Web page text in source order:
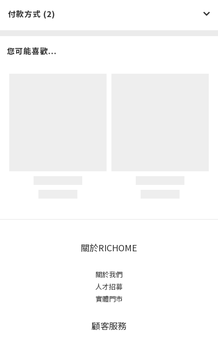
付款方式 (2)
您可能喜歡...
關於RICHOME
關於我們
人才招募
實體門市
顧客服務